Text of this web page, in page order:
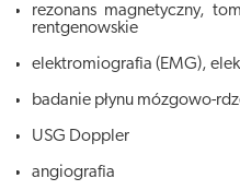
rezonans magnetyczny,
rentgenowskie
elektromiografia (EMG),
badanie płynu mózgowo-
USG Doppler
angiografia